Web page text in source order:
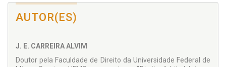
AUTOR(ES)
J. E. CARREIRA ALVIM
Doutor pela Faculdade de Direito da Universidade Federal de